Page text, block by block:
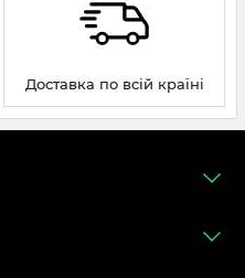
Доставка по всій країні